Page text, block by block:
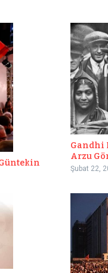
Gandhi
Arzu
Şubat 22,